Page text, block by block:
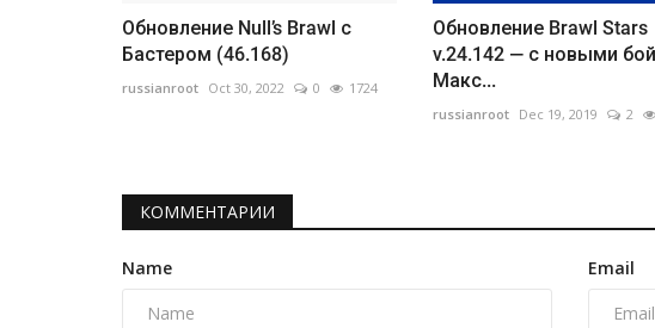
Обновление Null’s Brawl с
Бастером (46.168)
russianroot Oct 30, 2022 0 1724
Обновление Brawl Stars
v.24.142 — с новыми
Макс...
russianroot Dec 19, 2019 2
КОММЕНТАРИИ
Name Email